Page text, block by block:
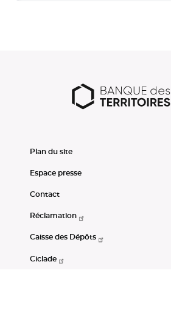
Plan du site
Espace presse
Contact
Réclamation
Caisse des Dépôts
Ciclade